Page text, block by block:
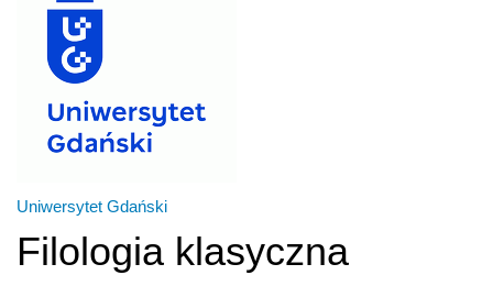
Uniwersytet Gdański
Filologia klasyczna